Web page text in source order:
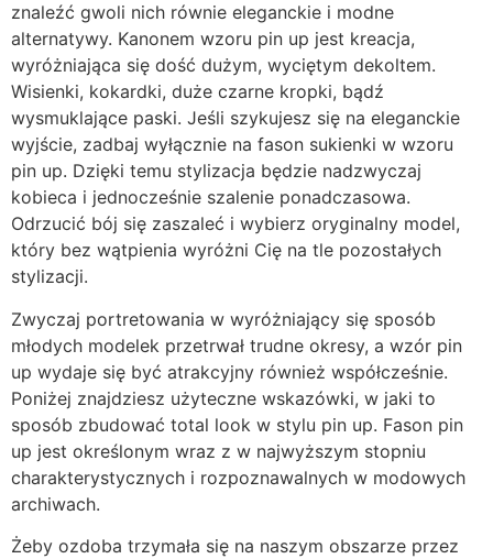
znaleźć gwoli nich równie eleganckie i modne
alternatywy. Kanonem wzoru pin up jest kreacja,
wyróżniająca się dość dużym, wyciętym dekoltem.
Wisienki, kokardki, duże czarne kropki, bądź
wysmuklające paski. Jeśli szykujesz się na eleganckie
wyjście, zadbaj wyłącznie na fason sukienki w wzoru
pin up. Dzięki temu stylizacja będzie nadzwyczaj
kobieca i jednocześnie szalenie ponadczasowa.
Odrzucić bój się zaszaleć i wybierz oryginalny model,
który bez wątpienia wyróżni Cię na tle pozostałych
stylizacji.
Zwyczaj portretowania w wyróżniający się sposób
młodych modelek przetrwał trudne okresy, a wzór pin
up wydaje się być atrakcyjny również współcześnie.
Poniżej znajdziesz użyteczne wskazówki, w jaki to
sposób zbudować total look w stylu pin up. Fason pin
up jest określonym wraz z w najwyższym stopniu
charakterystycznych i rozpoznawalnych w modowych
archiwach.
Żeby ozdoba trzymała się na naszym obszarze przez